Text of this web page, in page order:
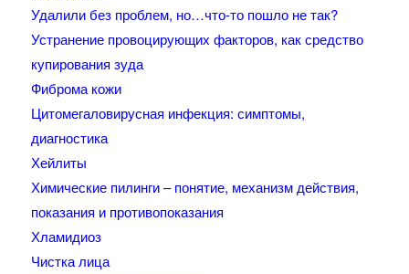
Удалили без проблем, но…что-то пошло не так?
Устранение провоцирующих факторов, как средство
купирования зуда
Фиброма кожи
Цитомегаловирусная инфекция: симптомы,
диагностика
Хейлиты
Химические пилинги – понятие, механизм действия,
показания и противопоказания
Хламидиоз
Чистка лица